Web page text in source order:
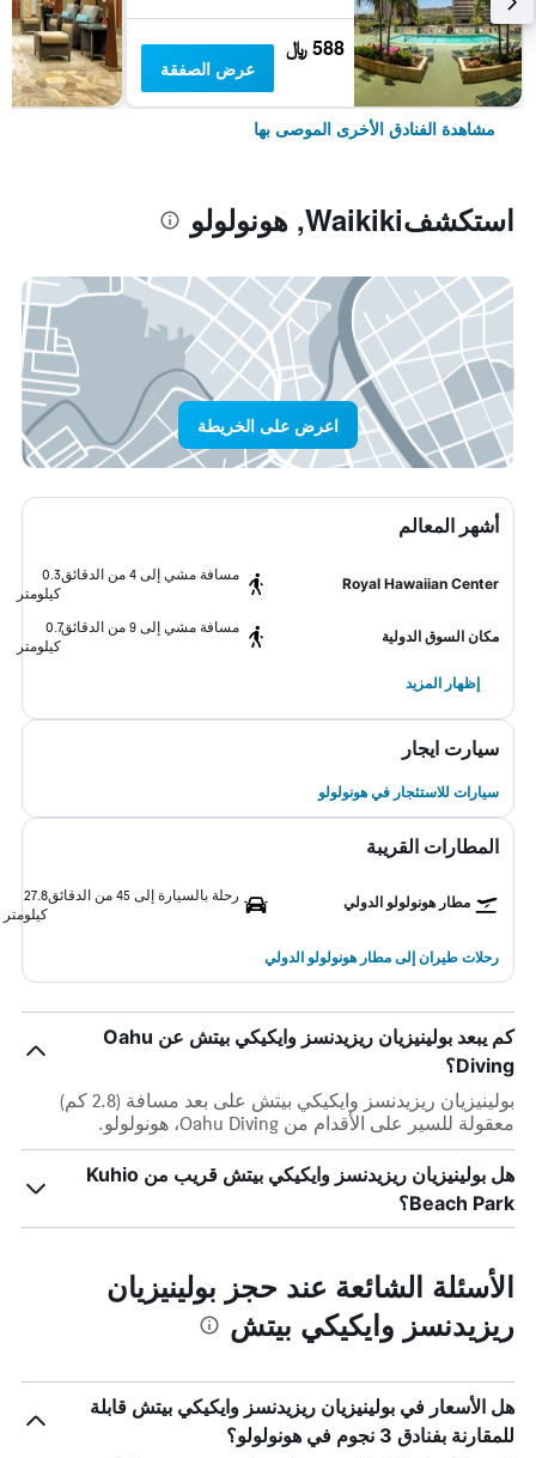
588 ﷼
عرض الصفقة
مشاهدة الفنادق الأخرى الموصى بها
استكشفWaikiki, هونولولو
اعرض على الخريطة
أشهر المعالم
Royal Hawaiian Center
مسافة مشي إلى 4 من الدقائق
0.3
كيلومتر
مكان السوق الدولية
مسافة مشي إلى 9 من الدقائق
0.7
كيلومتر
إظهار المزيد
سيارت ايجار
سيارات للاستئجار في هونولولو
المطارات القريبة
مطار هونولولو الدولي رحلة بالسيارة إلى 45 من الدقائق
27.8
كيلومتر
رحلات طيران إلى مطار هونولولو الدولي
كم يبعد بولينيزيان ريزيدنسز وايكيكي بيتش عن Oahu
Diving؟
بولينيزيان ريزيدنسز وايكيكي بيتش على بعد مسافة (2.8 كم)
معقولة للسير على الأقدام من Oahu Diving، هونولولو.
هل بولينيزيان ريزيدنسز وايكيكي بيتش قريب من Kuhio
Beach Park؟
الأسئلة الشائعة عند حجز بولينيزيان
ريزيدنسز وايكيكي بيتش
هل الأسعار في بولينيزيان ريزيدنسز وايكيكي بيتش قابلة
للمقارنة بفنادق 3 نجوم في هونولولو؟